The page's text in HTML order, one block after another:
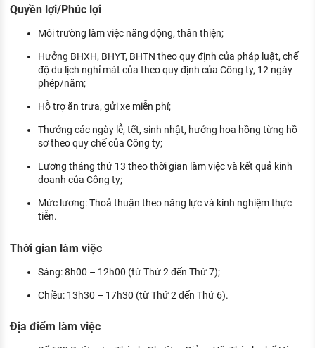
Quyền lợi/Phúc lợi
Môi trường làm việc năng động, thân thiện;
Hưởng BHXH, BHYT, BHTN theo quy định của pháp luật, chế
độ du lịch nghỉ mát của theo quy định của Công ty, 12 ngày
phép/năm;
Hỗ trợ ăn trưa, gửi xe miễn phí;
Thưởng các ngày lễ, tết, sinh nhật, hưởng hoa hồng từng hồ
sơ theo quy chế của Công ty;
Lương tháng thứ 13 theo thời gian làm việc và kết quả kinh
doanh của Công ty;
Mức lương: Thoả thuận theo năng lực và kinh nghiệm thực
tiễn.
Thời gian làm việc
Sáng: 8h00 – 12h00 (từ Thứ 2 đến Thứ 7);
Chiều: 13h30 – 17h30 (từ Thứ 2 đến Thứ 6).
Địa điểm làm việc